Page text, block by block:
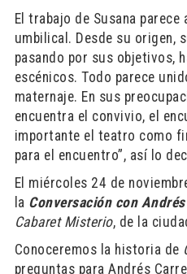
El trabajo de Susana
umbilical. Desde su origen,
pasando por sus objetivos,
escénicos. Todo parece
maternaje. En sus
encuentra el convivio, el
importante el teatro como
para el encuentro”, así lo
El miércoles 24 de
la Conversación con
Cabaret Misterio, de la
Conoceremos la historia de
preguntas para Andrés